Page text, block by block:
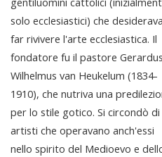
solo ecclesiastici) che desiderava
far rivivere l'arte ecclesiastica. Il
fondatore fu il pastore Gerardus
Wilhelmus van Heukelum (1834-
1910), che nutriva una
per lo stile gotico. Si circondò di
artisti che operavano anch'essi
nello spirito del Medioevo e